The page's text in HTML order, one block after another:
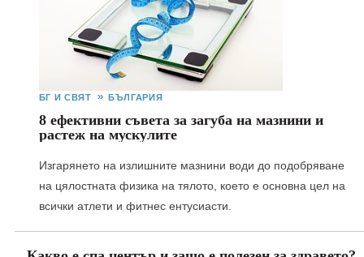
БГ И СВЯТ БЪЛГАРИЯ
8 ефективни съвета за загуба на мазнини и
растеж на мускулите
Изгарянето на излишните мазнини води до подобряване
на цялостната физика на тялото, което е основна цел на
всички атлети и фитнес ентусиасти.